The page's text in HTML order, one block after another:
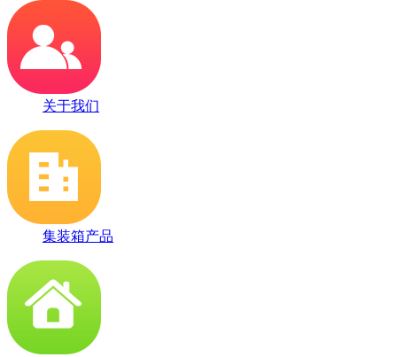
关于我们
集装箱产品